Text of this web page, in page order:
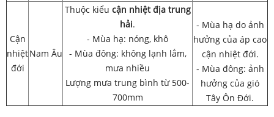
Cận
nhiệt
đới
Nam Âu
Thuộc kiểu cận nhiệt địa trung
hải.
- Mùa hạ: nóng, khô
- Mùa đông: không lạnh lắm,
mưa nhiều
Lượng mưa trung bình từ 500-
700mm
- Mùa hạ do ảnh
hưởng của áp cao
cận nhiệt đới.
- Mùa đông: ảnh
hưởng của gió
Tây Ôn Đới.